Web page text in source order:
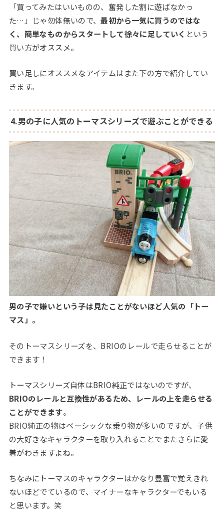
「買ってみたはいいものの、奮発した割に遊ばなかっ
た…」じゃ勿体無いので、最初から一気に買うのではな
く、簡単なものからスタートして徐々に足していく という
買い方がオススメ。
買い足しにオススメなアイテムはまた下の方で紹介してい
きます。
4.男の子に人気のトーマスシリーズで遊ぶことができる
男の子で嫌いという子は見たことがないほど人気の「トー
マス」。
そのトーマスシリーズを、BRIOのレールで走らせることが
できます！
トーマスシリーズ自体はBRIO純正ではないのですが、
BRIOのレールと互換性があるため、レールの上を走らせる
ことができます。
BRIO純正の物はベーシックな乗り物が多いのですが、子供
の大好きなキャラクターを取り入れることでまたさらに愛
着がわきますよね。
ちなみにトーマスのキャラクターはかなり豊富で覚えきれ
ないほどでているので、マイナーなキャラクターでもいる
と思います。笑